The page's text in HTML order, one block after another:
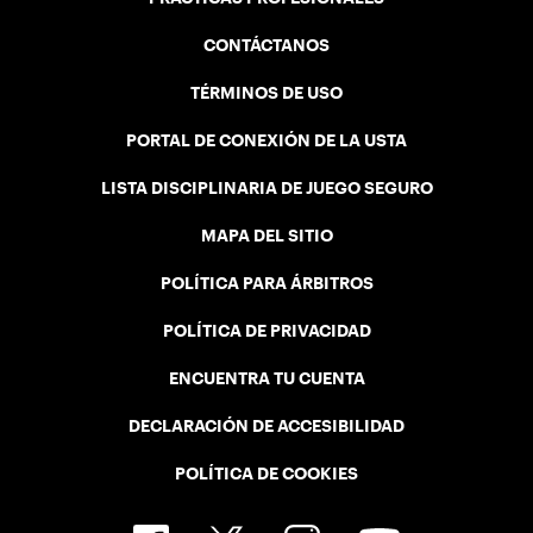
CONTÁCTANOS
TÉRMINOS DE USO
PORTAL DE CONEXIÓN DE LA USTA
LISTA DISCIPLINARIA DE JUEGO SEGURO
MAPA DEL SITIO
POLÍTICA PARA ÁRBITROS
POLÍTICA DE PRIVACIDAD
ENCUENTRA TU CUENTA
DECLARACIÓN DE ACCESIBILIDAD
POLÍTICA DE COOKIES